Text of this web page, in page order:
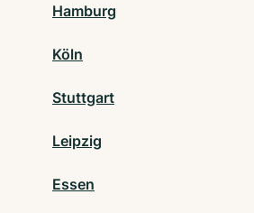
Hamburg
Köln
Stuttgart
Leipzig
Essen